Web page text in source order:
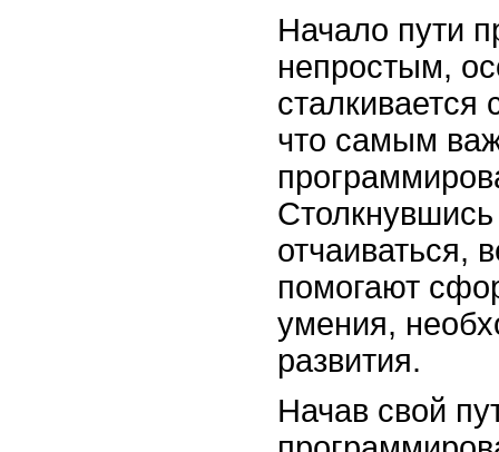
Начало пути
непростым,
что самым
отчаиваться,
помогают
умения,
развития.
Начав свой